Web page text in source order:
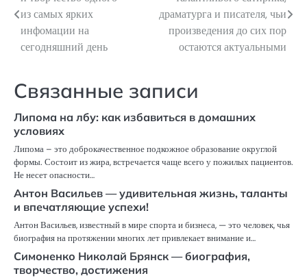
по
записям
из самых ярких
инфомации на
сегодняшний день
драматурга и писателя, чьи
произведения до сих пор
остаются актуальными
Связанные записи
Липома на лбу: как избавиться в домашних
условиях
Липома – это доброкачественное подкожное образование округлой
формы. Состоит из жира, встречается чаще всего у пожилых пациентов.
Не несет опасности…
Антон Васильев — удивительная жизнь, таланты
и впечатляющие успехи!
Антон Васильев, известный в мире спорта и бизнеса, — это человек, чья
биография на протяжении многих лет привлекает внимание и…
Симоненко Николай Брянск — биография,
творчество, достижения